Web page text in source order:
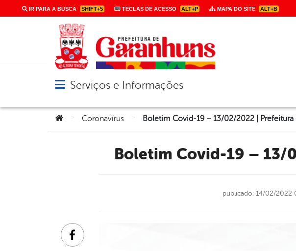
IR PARA A BUSCA SHIFT+5 TECLAS DE ACESSO ALT+P MAPA DO SITE ALT+B
Abrir menu principal de navegação
Serviços e Informações
Você está aqui:
Coronavírus
Boletim Covid-19 –
publicado: 14/02/2022
Facebook